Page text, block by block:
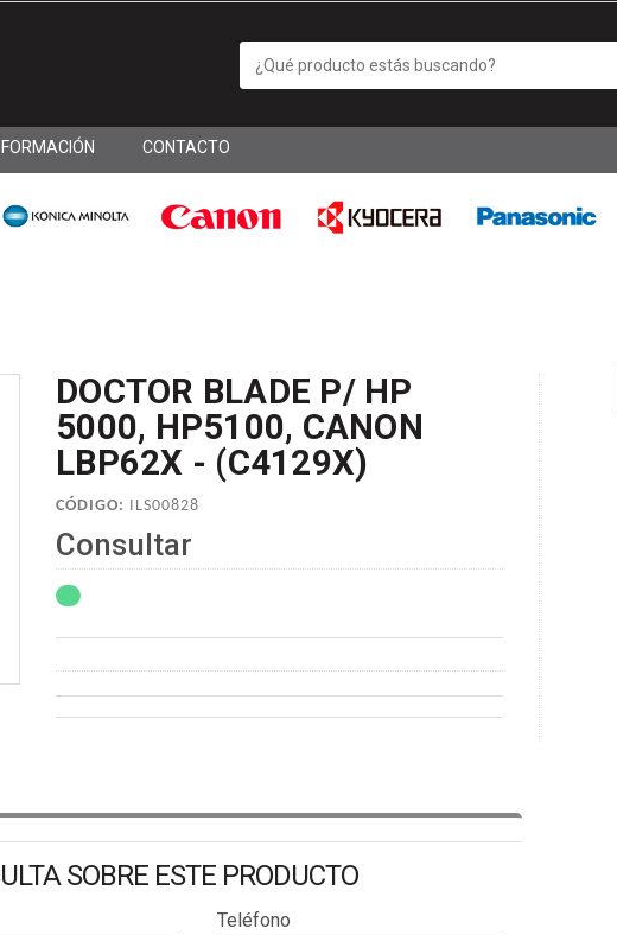
CONTACTO
DOCTOR BLADE P/ HP
5000, HP5100, CANON
LBP62X - (C4129X)
CÓDIGO: ILS00828
Consultar
SOBRE ESTE PRODUCTO
Teléfono